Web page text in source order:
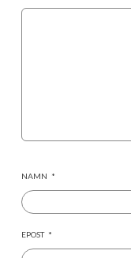
NAMN *
EPOST *